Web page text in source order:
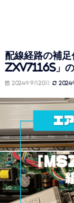
配線経路の補
ZXV7116S」
2024年9月20日 2024